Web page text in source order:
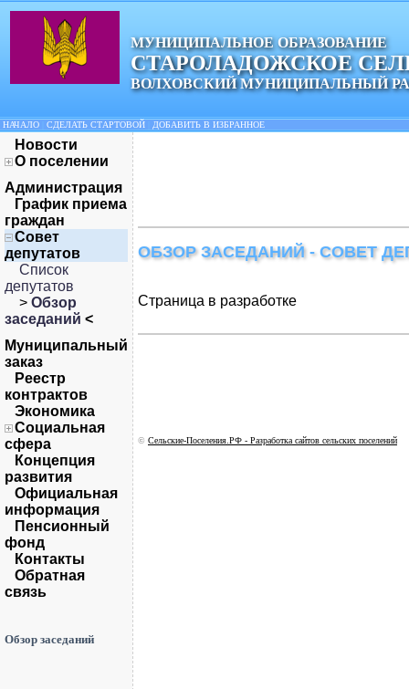
МУНИЦИПАЛЬНОЕ ОБРАЗОВАНИЕ
СТАРОЛАДОЖСКОЕ
ВОЛХОВСКИЙ МУНИЦИПАЛЬНЫЙ
НАЧАЛО СДЕЛАТЬ СТАРТОВОЙ ДОБАВИТЬ В ИЗБРАННОЕ
Новости
О поселении
Администрация
График приема
граждан
Совет
депутатов
Список
депутатов
> Обзор
заседаний <
Муниципальный
заказ
Реестр
контрактов
Экономика
Социальная
сфера
Концепция
развития
Официальная
информация
Пенсионный
фонд
Контакты
Обратная
связь
Обзор заседаний
ОБЗОР ЗАСЕДАНИЙ - СОВЕТ
Страница в разработке
© Сельские-Поселения.РФ - Разработка сайтов сельских поселений